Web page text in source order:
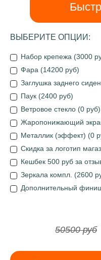
ВЫБЕРИТЕ ОПЦИИ:
Набор крепежа (3000
Фара (14200 руб)
Заглушка заднего
Паук (2400 руб)
Ветровое стекло (0 руб)
Жаропонижающий
Металлик (эффект) (0
Скидка за логотип
Кешбек 500 руб за
Зеркала компл. (2600
Дополнительный
50500 руб